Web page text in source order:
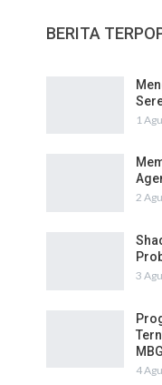
BERITA
1
2
3
4